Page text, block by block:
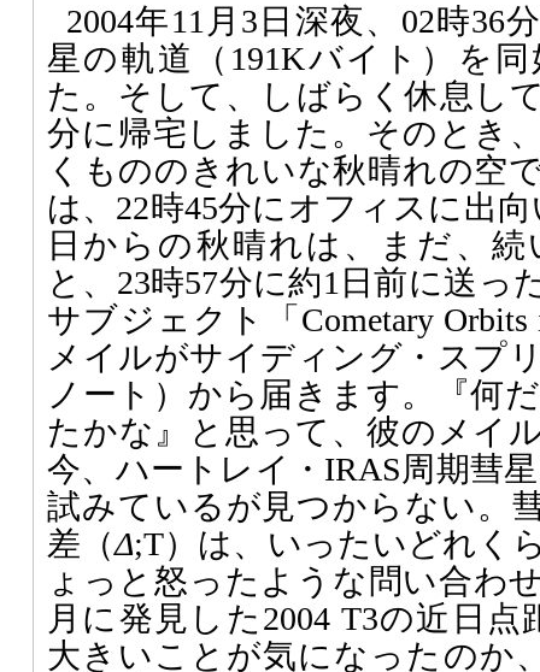
2004年11月3日深夜、02時36
星の軌道（191Kバイト）を
た。そして、しばらく休息し
分に帰宅しました。そのとき
くもののきれいな秋晴れの空
は、22時45分にオフィスに出
日からの秋晴れは、まだ、
と、23時57分に約1日前に送っ
サブジェクト「Cometary
メイルがサイディング・スプ
ノート）から届きます。『何
たかな』と思って、彼のメイ
今、ハートレイ・IRAS周期彗
試みているが見つからない。
差（Δ;T）は、いったいどれく
ょっと怒ったような問い合わ
月に発見した2004 T3の近日点
大きいことが気になったのか